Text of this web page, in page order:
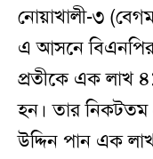
নোয়াখালী-৩
এ আসনে
প্রতীকে এক লাখ
হন। তার নিকটতম
উদ্দিন পান এক